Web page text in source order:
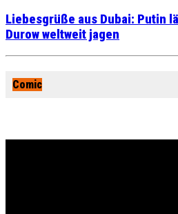
Liebesgrüße aus Dubai: Putin
Durow weltweit jagen
Comic